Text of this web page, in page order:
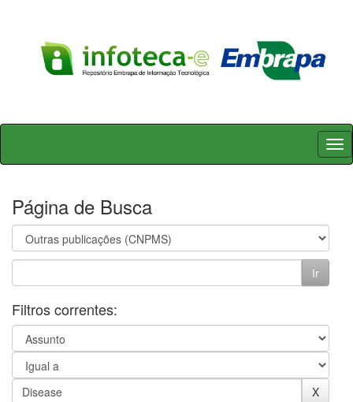
Skip
Página de Busca
Filtros correntes: